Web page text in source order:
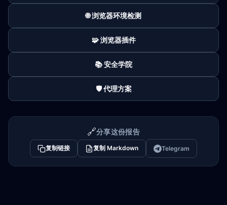
🌐 浏览器环境检测
🧩 浏览器插件
📚 安全学院
🛡️ 代理方案
🔗分享这份报告
复制链接 复制 Markdown Telegram